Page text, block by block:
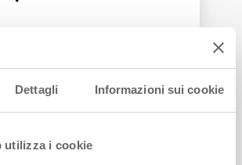
Dettagli Informazioni sui cookie
utilizza i cookie
ai sensi dell’Art.
lett. b) del D.lgs.
servizi di
e assistenza